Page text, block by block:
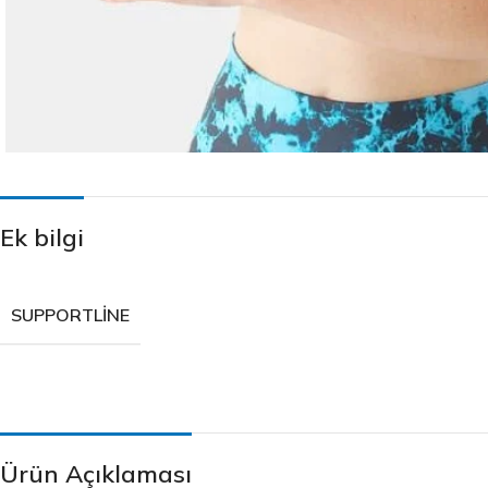
Ek bilgi
SUPPORTLINE
Ürün Açıklaması